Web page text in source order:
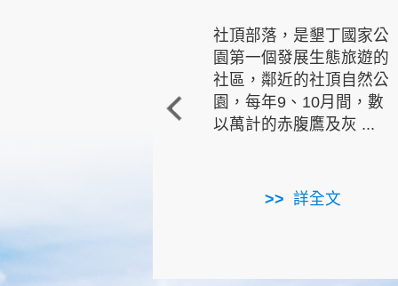
社頂部落，是墾丁國家公
園第一個發展生態旅遊的
社區，鄰近的社頂自然公
園，每年9、10月間，數
以萬計的赤腹鷹及灰 ...
詳全文